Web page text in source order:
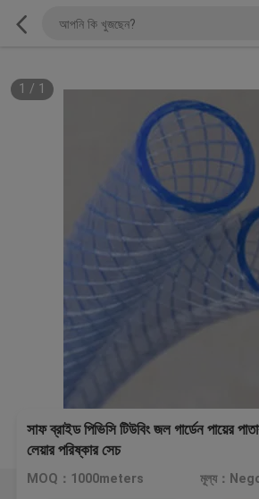
1 / 1
সাফ ব্রাইড পিভিসি টিউবিং জল গার্ডেন পায়ের
লেয়ার পরিষ্কার সেচ
MOQ：1000meters মূল্য：